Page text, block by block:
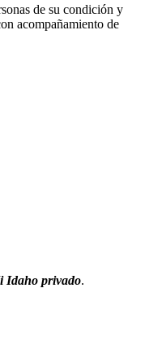
de su condición y
acompañamiento de
Idaho privado.